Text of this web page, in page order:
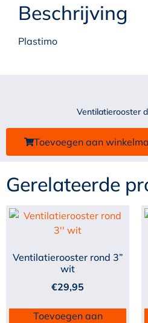
Beschrijving
Plastimo
Ventilatierooster
Toevoegen aan
Gerelateerde
Ventilatierooster rond 3”
wit
€29,95
Toevoegen aan